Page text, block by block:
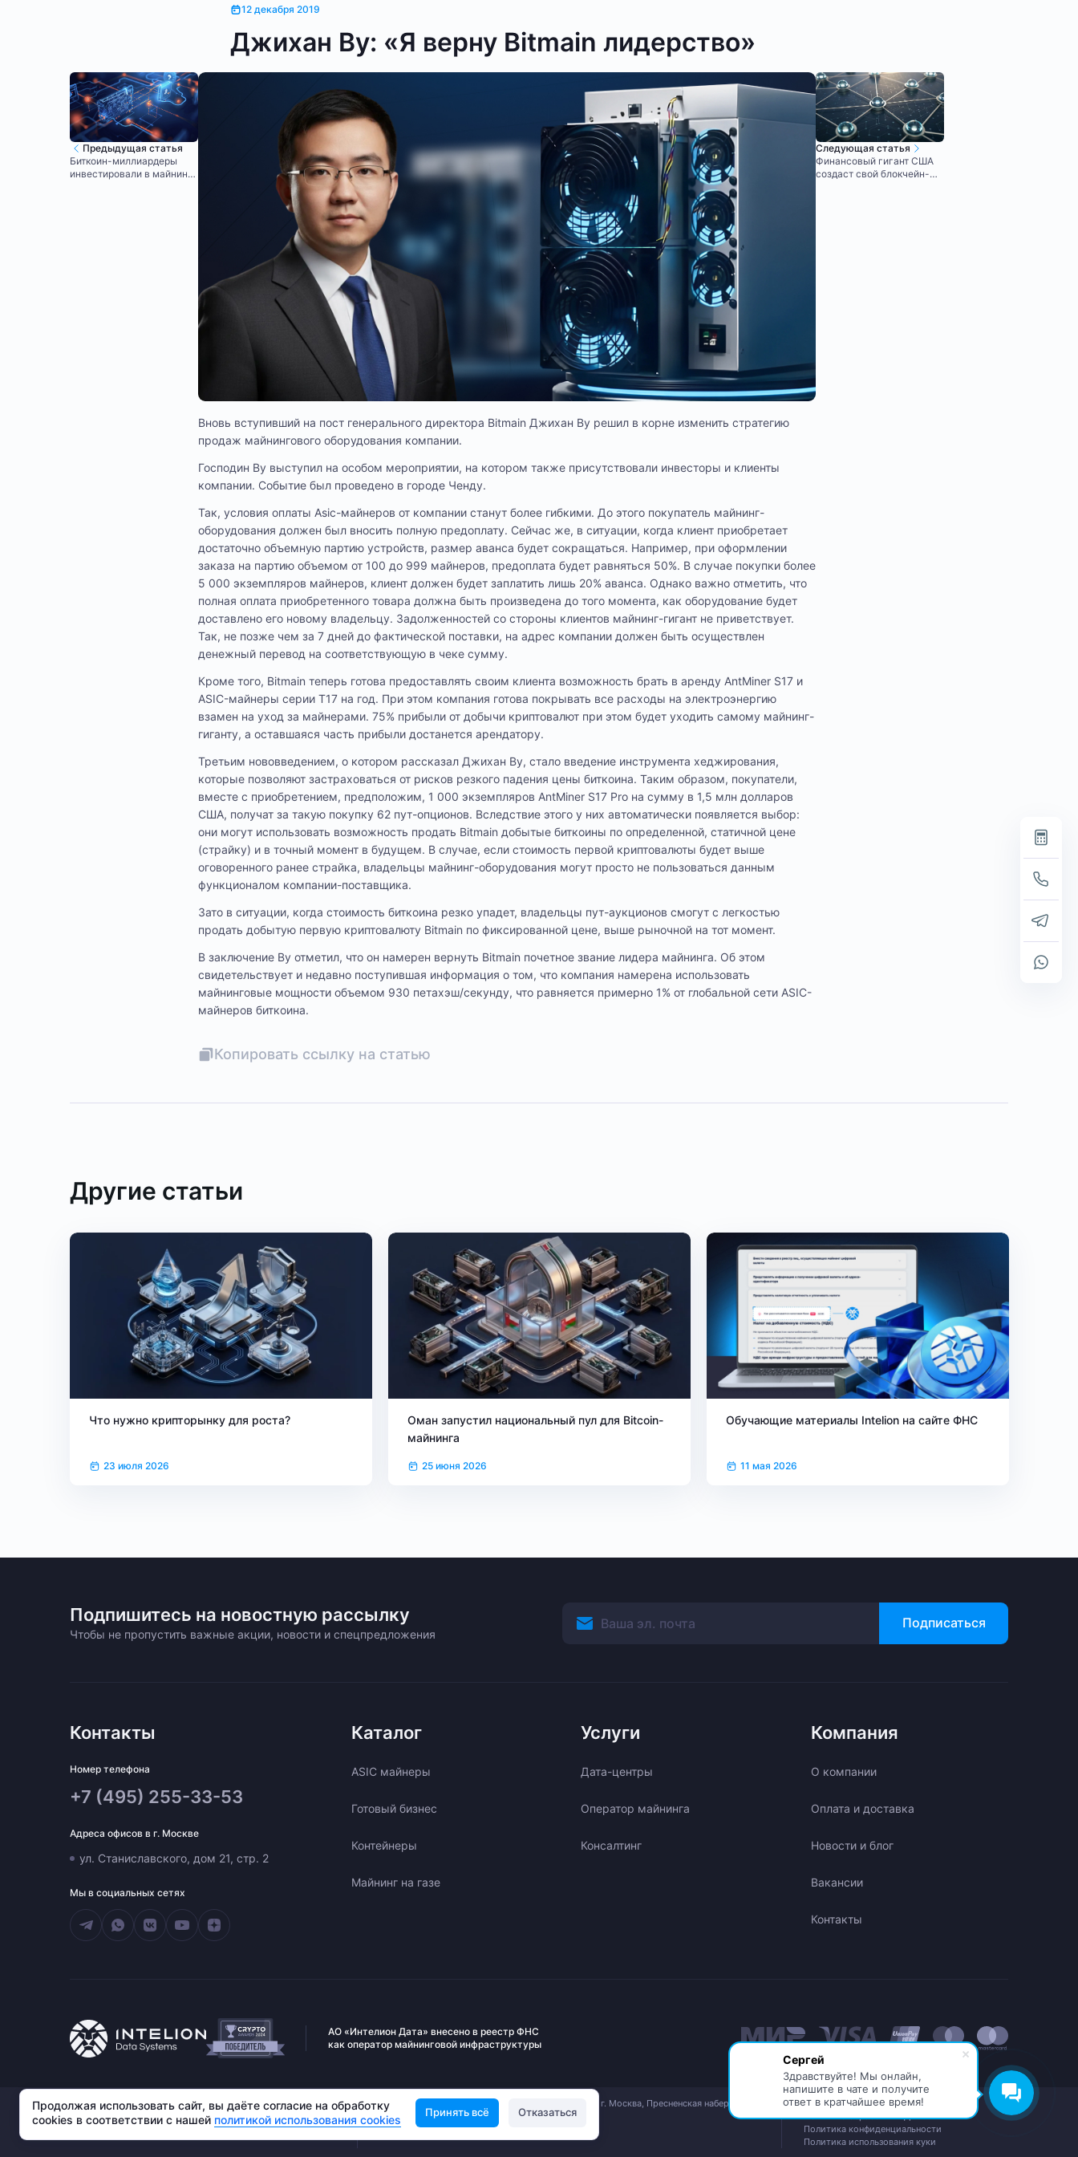
Сергей
Здравствуйте! Мы онлайн,
напишите в чате и получите
ответ в кратчайшее время!
12 декабря 2019
Джихан Ву: «Я верну Bitmain лидерство»
Предыдущая статья
Биткоин-миллиардеры
инвестировали в майнинг
Вновь вступивший на пост генерального директора Bitmain Джихан Ву решил в корне изменить стратегию
продаж майнингового оборудования компании.
Господин Ву выступил на особом мероприятии, на котором также присутствовали инвесторы и клиенты
компании. Событие был проведено в городе Ченду.
Так, условия оплаты Asic-майнеров от компании станут более гибкими. До этого покупатель майнинг-
оборудования должен был вносить полную предоплату. Сейчас же, в ситуации, когда клиент приобретает
достаточно объемную партию устройств, размер аванса будет сокращаться. Например, при оформлении
заказа на партию объемом от 100 до 999 майнеров, предоплата будет равняться 50%. В случае покупки более
5 000 экземпляров майнеров, клиент должен будет заплатить лишь 20% аванса. Однако важно отметить, что
полная оплата приобретенного товара должна быть произведена до того момента, как оборудование будет
доставлено его новому владельцу. Задолженностей со стороны клиентов майнинг-гигант не приветствует.
Так, не позже чем за 7 дней до фактической поставки, на адрес компании должен быть осуществлен
денежный перевод на соответствующую в чеке сумму.
Кроме того, Bitmain теперь готова предоставлять своим клиента возможность брать в аренду AntMiner S17 и
ASIC-майнеры серии T17 на год. При этом компания готова покрывать все расходы на электроэнергию
взамен на уход за майнерами. 75% прибыли от добычи криптовалют при этом будет уходить самому майнинг-
гиганту, а оставшаяся часть прибыли достанется арендатору.
Третьим нововведением, о котором рассказал Джихан Ву, стало введение инструмента хеджирования,
которые позволяют застраховаться от рисков резкого падения цены биткоина. Таким образом, покупатели,
вместе с приобретением, предположим, 1 000 экземпляров AntMiner S17 Pro на сумму в 1,5 млн долларов
США, получат за такую покупку 62 пут-опционов. Вследствие этого у них автоматически появляется выбор:
они могут использовать возможность продать Bitmain добытые биткоины по определенной, статичной цене
(страйку) и в точный момент в будущем. В случае, если стоимость первой криптовалюты будет выше
оговоренного ранее страйка, владельцы майнинг-оборудования могут просто не пользоваться данным
функционалом компании-поставщика.
Зато в ситуации, когда стоимость биткоина резко упадет, владельцы пут-аукционов смогут с легкостью
продать добытую первую криптовалюту Bitmain по фиксированной цене, выше рыночной на тот момент.
В заключение Ву отметил, что он намерен вернуть Bitmain почетное звание лидера майнинга. Об этом
свидетельствует и недавно поступившая информация о том, что компания намерена использовать
майнинговые мощности объемом 930 петахэш/секунду, что равняется примерно 1% от глобальной сети ASIC-
майнеров биткоина.
Копировать ссылку на статью
Следующая статья
Финансовый гигант США
создаст свой блокчейн-
Другие статьи
Что нужно крипторынку для роста?
23 июля 2026
Оман запустил национальный пул для Bitcoin-
майнинга
25 июня 2026
Обучающие материалы Intelion на сайте ФНС
11 мая 2026
Продолжая использовать сайт, вы даёте согласие на обработку
cookies в соответствии с нашей политикой использования cookies
Принять всё Отказаться
Подпишитесь на новостную рассылку
Чтобы не пропустить важные акции, новости и спецпредложения
Подписаться
Контакты
Номер телефона
+7 (495) 255-33-53
Адреса офисов в г. Москве
ул. Станиславского, дом 21, стр. 2
Мы в социальных сетях
Каталог
ASIC майнеры
Готовый бизнес
Контейнеры
Майнинг на газе
Услуги
Дата-центры
Оператор майнинга
Консалтинг
Компания
О компании
Оплата и доставка
Новости и блог
Вакансии
Контакты
АО «Интелион Дата» внесено в реестр ФНС
как оператор майнинговой инфраструктуры
АО «Интелион Дата». 109004, г. Москва, ул. Станиславского,
д. 21, стр. 2. ИНН: 9725175237, ОГРН: 1247700814020
АО «Вычислительные Системы Интелион». 123112, г. Москва, Пресненская набережная,
д. 12 ИНН: 9703167730, ОГРН: 1237700947307
© АО «ИНТЕЛИОН ДАТА» 2026
Политика обработки ПДн
Политика конфиденциальности
Политика использования куки